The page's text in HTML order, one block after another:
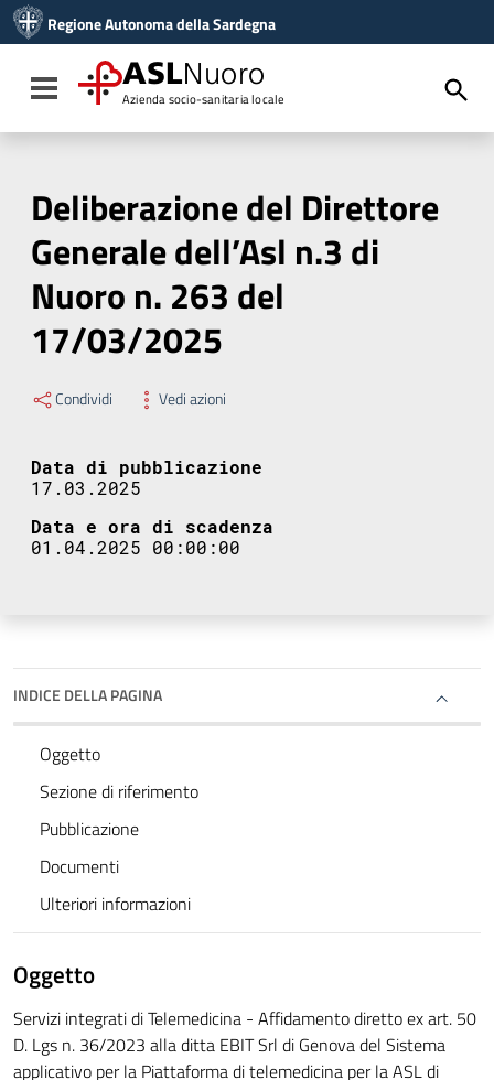
Vai al menu di navigazione
Vai al footer
Regione Autonoma della Sardegna
Toggle navigation
ASLNuoro
Azienda socio-sanitaria locale
Deliberazione del Direttore
Generale dell’Asl n.3 di
Nuoro n. 263 del
17/03/2025
Condividi Vedi azioni
Data di pubblicazione
17.03.2025
Data e ora di scadenza
01.04.2025 00:00:00
INDICE DELLA PAGINA
Oggetto
Sezione di riferimento
Pubblicazione
Documenti
Ulteriori informazioni
Oggetto
Servizi integrati di Telemedicina - Affidamento diretto ex art. 50
D. Lgs n. 36/2023 alla ditta EBIT Srl di Genova del Sistema
applicativo per la Piattaforma di telemedicina per la ASL di